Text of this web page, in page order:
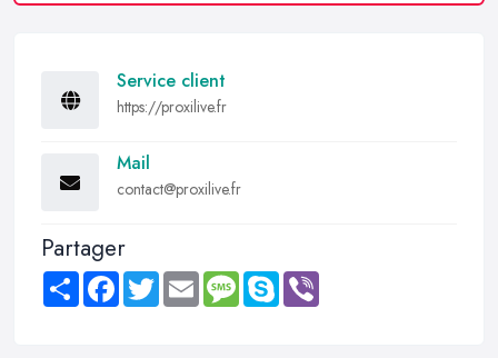
Service client
https://proxilive.fr
Mail
contact@proxilive.fr
Partager
Share FacebookTwitter Email MessageSkype